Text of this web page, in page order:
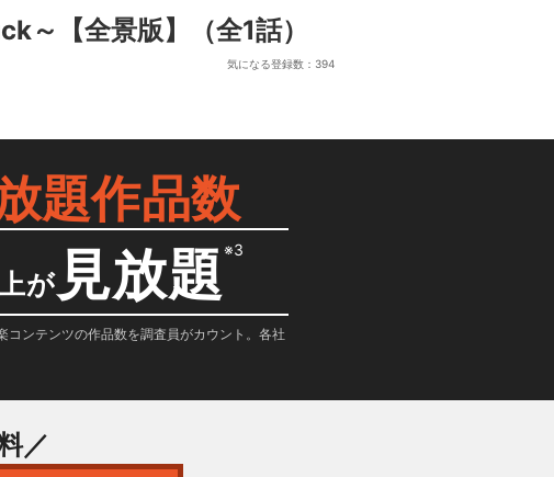
【全景版】 （全1話）
気になる登録数： 394
題作品数
が 見放題※3
ンテンツの作品数を調査員がカウント。各社
／